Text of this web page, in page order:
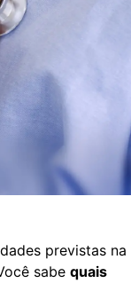
previstas na
sabe quais